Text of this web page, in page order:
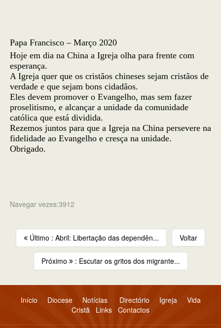
Papa Francisco – Março 2020
Hoje em dia na China a Igreja olha para frente com
esperança.
A Igreja quer que os cristãos chineses sejam cristãos de
verdade e que sejam bons cidadãos.
Eles devem promover o Evangelho, mas sem fazer
proselitismo, e alcançar a unidade da comunidade
católica que está dividida.
Rezemos juntos para que a Igreja na China persevere na
fidelidade ao Evangelho e cresça na unidade.
Obrigado.
Navegar vezes:3912
Último : Abril: Libertação das dependên... Voltar
Próximo : Escutar os gritos dos migrante...
Início Diocese Notícias Directório Igreja
Vida
Cristã
Links Contactos